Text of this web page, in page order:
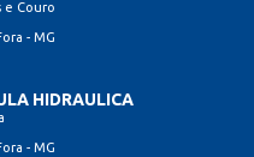
e Couro
- MG
HIDRAULICA
- MG